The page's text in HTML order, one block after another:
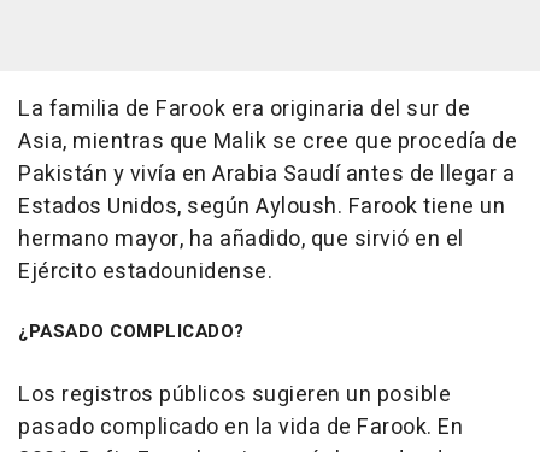
La familia de Farook era originaria del sur de
Asia, mientras que Malik se cree que procedía de
Pakistán y vivía en Arabia Saudí antes de llegar a
Estados Unidos, según Ayloush. Farook tiene un
hermano mayor, ha añadido, que sirvió en el
Ejército estadounidense.
¿PASADO COMPLICADO?
Los registros públicos sugieren un posible
pasado complicado en la vida de Farook. En